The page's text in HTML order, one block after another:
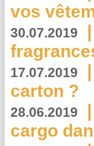
vos
30.07.2019 |
17.07.2019 |
carton ?
28.06.2019 |
cargo